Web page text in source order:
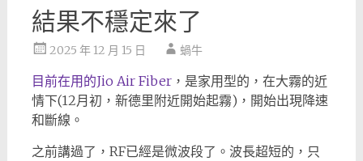
結果不穩定來了
2025 年 12 月 15 日 蝸牛
目前在用的Jio Air Fiber，是家用型的，在大霧的近
情下(12月初，新德里附近開始起霧)，開始出現降速
和斷線。
之前講過了，RF已經是微波段了。波長超短的，只